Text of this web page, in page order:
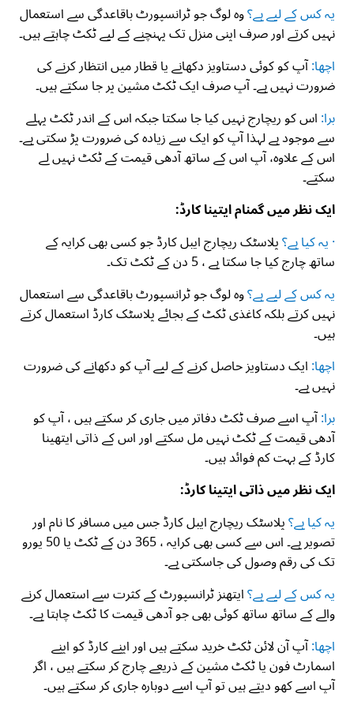
یہ کس کے لیے ہے؟وہ لوگ جو ٹرانسپورٹ باقاعدگی سے استعمال
نہیں کرتے اور صرف اپنی منزل تک پہنچنے کے لیے ٹکٹ چاہتے ہیں۔
اچھا:آپ کو کوئی دستاویز دکھانے یا قطار میں انتظار کرنے کی
ضرورت نہیں ہے۔ آپ صرف ایک ٹکٹ مشین پر جا سکتے ہیں۔
برا:اس کو ریچارج نہیں کیا جا سکتا جبکہ اس کے اندر ٹکٹ پہلے
سے موجود ہے لہذا آپ کو ایک سے زیادہ کی ضرورت پڑ سکتی ہے۔
اس کے علاوہ، آپ اس کے ساتھ آدھی قیمت کے ٹکٹ نہیں لے
سکتے۔
ایک نظر میں گمنام ایتینا کارڈ:
· یہ کیا ہے؟پلاسٹک ریچارج ایبل کارڈ جو کسی بھی کرایہ کے
ساتھ چارج کیا جا سکتا ہے ، 5 دن کے ٹکٹ تک۔
یہ کس کے لیے ہے؟وہ لوگ جو ٹرانسپورٹ باقاعدگی سے استعمال
نہیں کرتے بلکہ کاغذی ٹکٹ کے بجائے پلاسٹک کارڈ استعمال کرتے
ہیں۔
اچھا:ایک دستاویز حاصل کرنے کے لیے آپ کو دکھانے کی ضرورت
نہیں ہے۔
برا:آپ اسے صرف ٹکٹ دفاتر میں جاری کر سکتے ہیں ، آپ کو
آدھی قیمت کے ٹکٹ نہیں مل سکتے اور اس کے ذاتی ایتھینا
کارڈ کے بہت کم فوائد ہیں۔
ایک نظر میں ذاتی ایتینا کارڈ:
یہ کیا ہے؟پلاسٹک ریچارج ایبل کارڈ جس میں مسافر کا نام اور
تصویر ہے۔ اس سے کسی بھی کرایہ ، 365 دن کے ٹکٹ یا 50 یورو
تک کی رقم وصول کی جاسکتی ہے۔
یہ کس کے لیے ہے؟ایتھنز ٹرانسپورٹ کے کثرت سے استعمال کرنے
والے کے ساتھ ساتھ کوئی بھی جو آدھی قیمت کا ٹکٹ چاہتا ہے۔
اچھا:آپ آن لائن ٹکٹ خرید سکتے ہیں اور اپنے کارڈ کو اپنے
اسمارٹ فون یا ٹکٹ مشین کے ذریعے چارج کر سکتے ہیں ، اگر
آپ اسے کھو دیتے ہیں تو آپ اسے دوبارہ جاری کر سکتے ہیں۔